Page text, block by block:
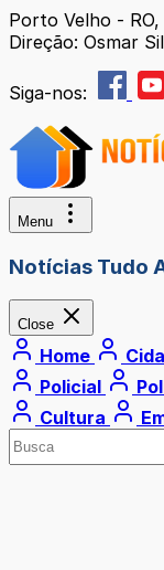
Porto Velho -
Direção: Osmar
Siga-nos:
Menu
Notícias Tudo
Close
Home
Policial
Cultura